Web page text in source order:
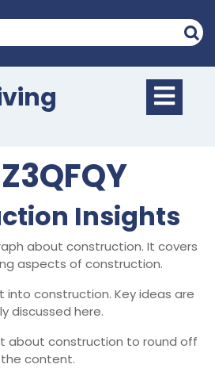
Insights
about construction. It covers
aspects of construction.
into construction. Key ideas are
discussed here.
about construction to round off
the content.